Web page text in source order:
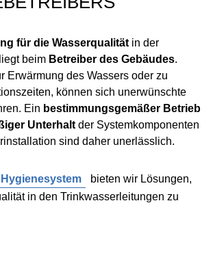
für die Wasserqualität in der
beim Betreiber des Gebäudes.
Erwärmung des Wassers oder zu
können sich unerwünschte
Ein bestimmungsgemäßer Betrieb
Unterhalt der Systemkomponenten
sind daher unerlässlich.
bieten wir Lösungen,
in den Trinkwasserleitungen zu